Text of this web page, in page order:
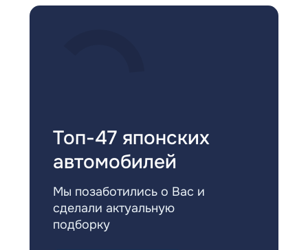
Топ-47 японских
автомобилей
Мы позаботились о Вас и
сделали актуальную
подборку